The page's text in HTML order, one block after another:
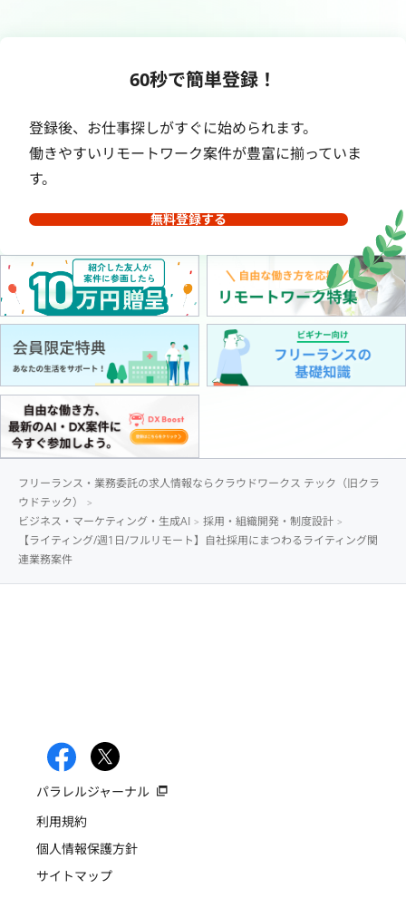
60秒で簡単登録！
登録後、お仕事探しがすぐに始められます。
働きやすいリモートワーク案件が豊富に揃っていま
す。
無料登録する
フリーランス・業務委託の求人情報ならクラウドワークス テック（旧クラ
ウドテック）
ビジネス・マーケティング・生成AI
採用・組織開発・制度設計
【ライティング/週1日/フルリモート】自社採用にまつわるライティング関
連業務案件
パラレルジャーナル
利用規約
個人情報保護方針
サイトマップ